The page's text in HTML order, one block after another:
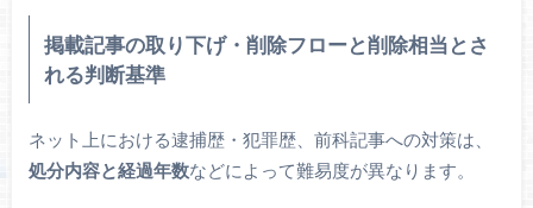
掲載記事の取り下げ・削除フローと削除相当とさ
れる判断基準
ネット上における逮捕歴・犯罪歴、前科記事への対策は、
処分内容と経過年数などによって難易度が異なります。